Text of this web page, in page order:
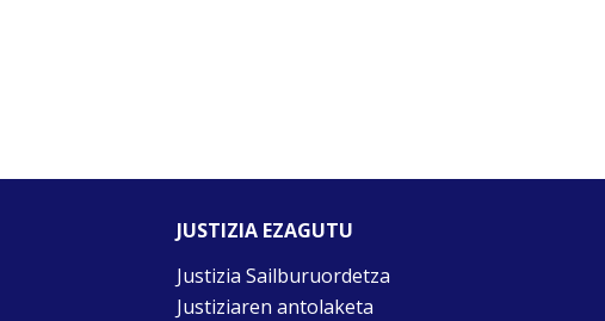
JUSTIZIA EZAGUTU
Justizia Sailburuordetza
Justiziaren antolaketa